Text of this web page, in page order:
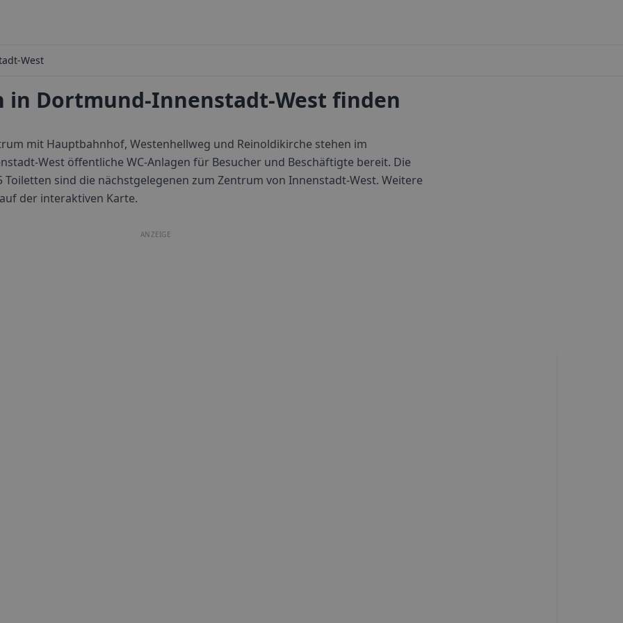
West
in Dortmund-Innenstadt-West finden
mit Hauptbahnhof, Westenhellweg und Reinoldikirche stehen im
West öffentliche WC-Anlagen für Besucher und Beschäftigte bereit. Die
sind die nächstgelegenen zum Zentrum von Innenstadt-West. Weitere
der interaktiven Karte.
ANZEIGE